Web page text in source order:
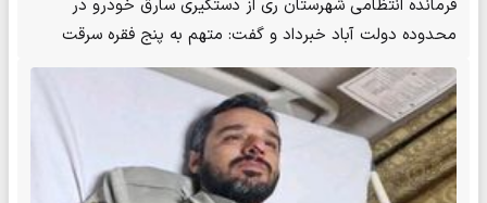
فرمانده انتظامی شهرستان ری از دستگیری سارق خودرو در
محدوده دولت آباد خبرداد و گفت: متهم به پنج فقره سرقت
مشابه اعتراف ک…